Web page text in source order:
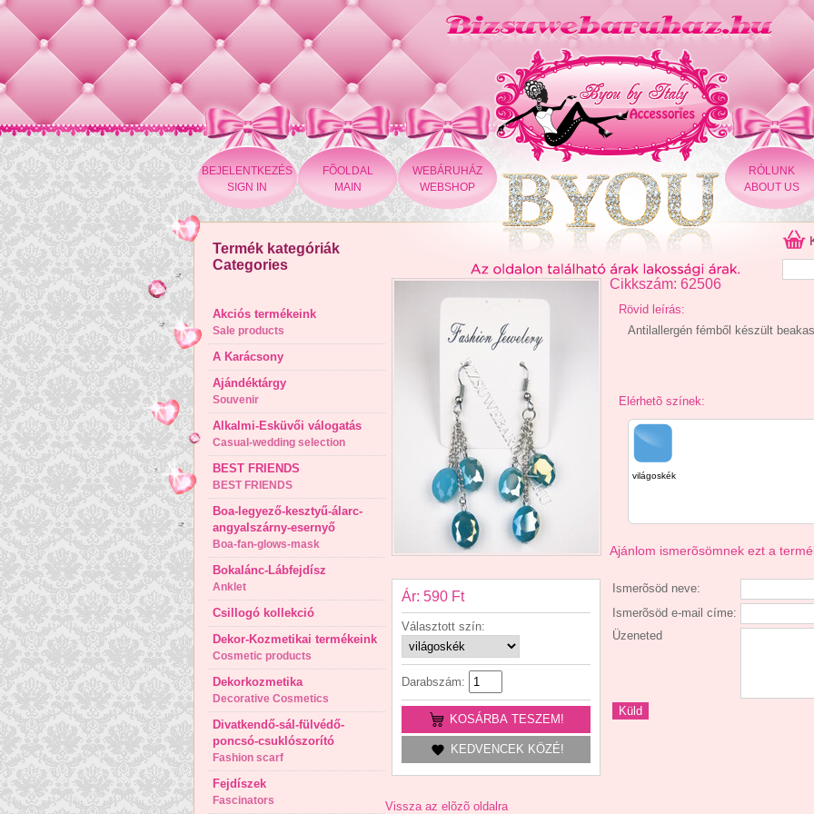
BEJELENTKEZÉS
SIGN IN
FÕOLDAL
MAIN
WEBÁRUHÁZ
WEBSHOP
RÓLUNK
ABOUT US
Termék kategóriák
Categories
Akciós termékeink
Sale products
A Karácsony
Ajándéktárgy
Souvenir
Alkalmi-Esküvői válogatás
Casual-wedding selection
BEST FRIENDS
BEST FRIENDS
Boa-legyező-kesztyű-álarc-
angyalszárny-esernyő
Boa-fan-glows-mask
Bokalánc-Lábfejdísz
Anklet
Csillogó kollekció
Dekor-Kozmetikai termékeink
Cosmetic products
Dekorkozmetika
Decorative Cosmetics
Divatkendő-sál-fülvédő-
poncsó-csuklószorító
Fashion scarf
Fejdíszek
Fascinators
Ár: 590 Ft
Választott szín:
Darabszám:
KOSÁRBA TESZEM!
KEDVENCEK KÖZÉ!
Cikkszám: 62506
Rövid leírás:
Antilallergén fémből készült
Elérhetõ színek:
világoskék
Ajánlom ismerõsömnek ezt a
Ismerõsöd neve:
Ismerõsöd e-mail címe:
Üzeneted
Vissza az elõzõ oldalra